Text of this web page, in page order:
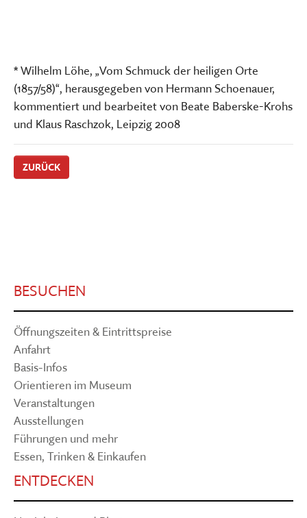
* Wilhelm Löhe, „Vom Schmuck der heiligen Orte
(1857/58)“, herausgegeben von Hermann Schoenauer,
kommentiert und bearbeitet von Beate Baberske-Krohs
und Klaus Raschzok, Leipzig 2008
ZURÜCK
BESUCHEN
Öffnungszeiten & Eintrittspreise
Anfahrt
Basis-Infos
Orientieren im Museum
Veranstaltungen
Ausstellungen
Führungen und mehr
Essen, Trinken & Einkaufen
ENTDECKEN